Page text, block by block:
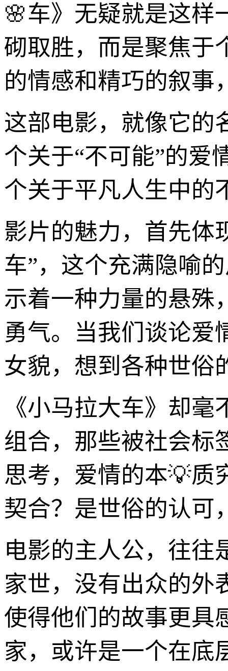
🌸车》无疑就是这样
砌取胜，而是聚焦于
的情感和精巧的叙事
这部电影，就像它的
个关于“不可能”的爱
个关于平凡人生中的
影片的魅力，首先体
车”，这个充满隐喻
示着一种力量的悬殊
勇气。当我们谈论爱
女貌，想到各种世俗
《小马拉大车》却
组合，那些被社会标
思考，爱情的本💡质
契合？是世俗的认可
电影的主人公，往往
家世，没有出众的外
使得他们的故事更具
家，或许是一个在底